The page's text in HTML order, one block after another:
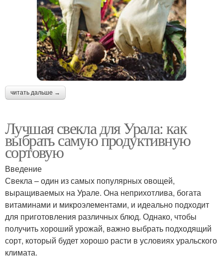
читать дальше →
Лучшая свекла для Урала: как
выбрать самую продуктивную
сортовую
Введение
Свекла – один из самых популярных овощей,
выращиваемых на Урале. Она неприхотлива, богата
витаминами и микроэлементами, и идеально подходит
для приготовления различных блюд. Однако, чтобы
получить хороший урожай, важно выбрать подходящий
сорт, который будет хорошо расти в условиях уральского
климата.